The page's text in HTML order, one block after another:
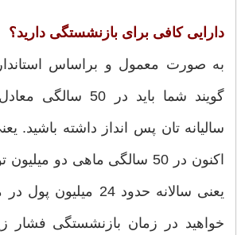
دارایی کافی برای بازنشستگی دارید؟
به صورت معمول و براساس
سالیانه تان پس انداز داشته باشید.
اکنون در 50 سالگی ماهی دو
یعنی سالانه حدود 24
خواهید در زمان بازنشستگی فشار